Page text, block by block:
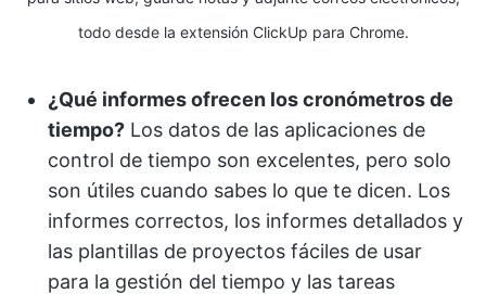
todo desde la extensión ClickUp para Chrome.
¿Qué informes ofrecen los cronómetros de
tiempo? Los datos de las aplicaciones de
control de tiempo son excelentes, pero solo
son útiles cuando sabes lo que te dicen. Los
informes correctos, los informes detallados y
las plantillas de proyectos fáciles de usar
para la gestión del tiempo y las tareas